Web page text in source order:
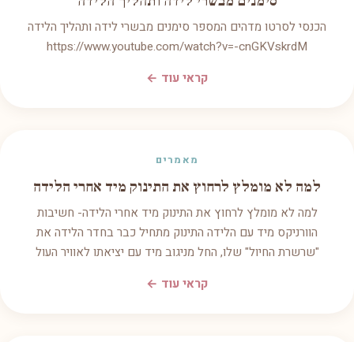
הכנסי לסרטו מדהים המספר סימנים מבשרי לידה ותהליך הלידה
https://www.youtube.com/watch?v=-cnGKVskrdM
קראי עוד ←
מאמרים
למה לא מומלץ לרחוץ את התינוק מיד אחרי הלידה
למה לא מומלץ לרחוץ את התינוק מיד אחרי הלידה- חשיבות
הוורניקס מיד עם הלידה התינוק מתחיל כבר בחדר הלידה את
"שרשרת החיול" שלו, החל מניגוב מיד עם יציאתו לאוויר העול
קראי עוד ←